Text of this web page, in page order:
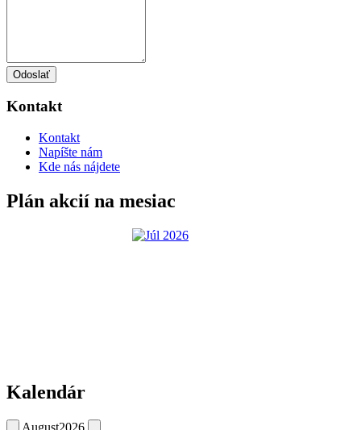
Odoslať
Kontakt
Kontakt
Napíšte nám
Kde nás nájdete
Plán akcií na mesiac
Kalendár
August2026